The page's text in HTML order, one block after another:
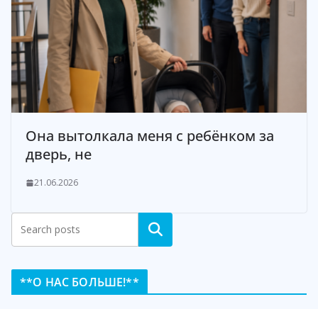
Она вытолкала меня с ребёнком за
дверь, не
21.06.2026
Search
**О НАС БОЛЬШЕ!**